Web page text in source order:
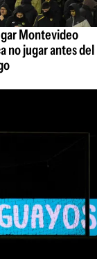
Montevideo
no jugar antes del